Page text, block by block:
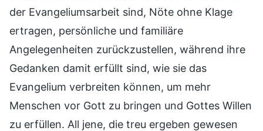
der Evangeliumsarbeit sind, Nöte ohne Klage
ertragen, persönliche und familiäre
Angelegenheiten zurückzustellen, während ihre
Gedanken damit erfüllt sind, wie sie das
Evangelium verbreiten können, um mehr
Menschen vor Gott zu bringen und Gottes Willen
zu erfüllen. All jene, die treu ergeben gewesen